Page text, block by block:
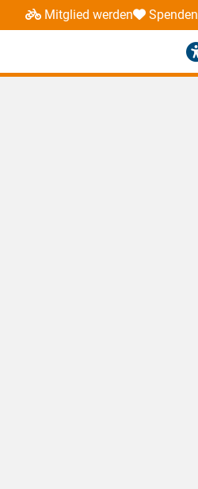
Mitglied werden Spenden